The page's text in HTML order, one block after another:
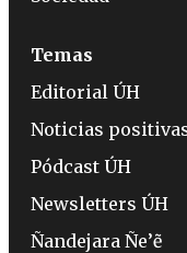
Temas
Editorial ÚH
Noticias
Pódcast ÚH
Newsletters ÚH
Ñandejara Ñe’ẽ